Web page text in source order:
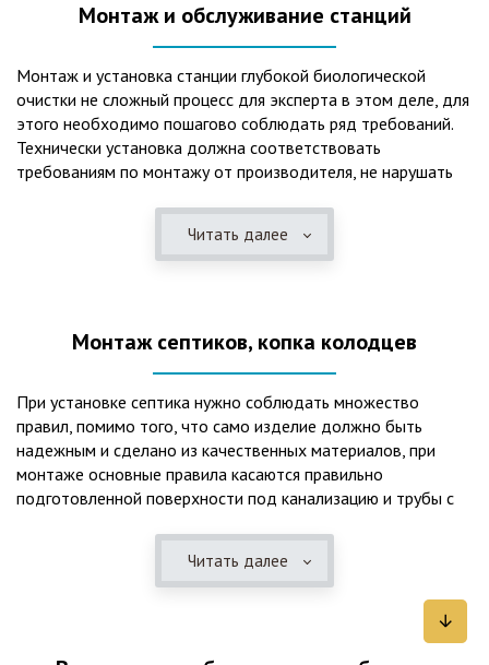
Монтаж и обслуживание станций
Монтаж и установка станции глубокой биологической
очистки не сложный процесс для эксперта в этом деле, для
этого необходимо пошагово соблюдать ряд требований.
Технически установка должна соответствовать
требованиям по монтажу от производителя, не нарушать
представления о требованиях ПУЭ, ведь не качественный
монтаж может привезти не только к выходу из строя
вод – самый эффективный способ из всех существующих
оборудования вода может применяться для хозяйственных
нужд и полива огорода, а остатки ила при чистке могут
стать эффективным удобрением. Нет необходимости
тратить средства на ассенизаторскую машину. Системы
монтируются при минимуме земляных работ, без грязи и
заезда крупной техники, даже при очень высоком уровне
грунтовых вод. Служат до 50 и более лет при уникальной
необходимо удалять ил, самостоятельно или с помощью
Читать далее
Монтаж септиков, копка колодцев
При установке септика нужно соблюдать множество
правил, помимо того, что само изделие должно быть
надежным и сделано из качественных материалов, при
монтаже основные правила касаются правильно
подготовленной поверхности под канализацию и трубы с
Мы установим Вам емкости для фильтрации и отстаивания
сточных вод по технологиям, не приводящим к загрязнению
Читать далее